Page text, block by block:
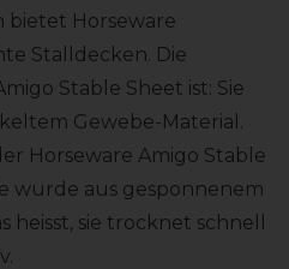
bietet Horseware
Stalldecken. Die
Stable Sheet ist: Sie
Gewebe-Material.
Horseware Amigo Stable
wurde aus gesponnenem
heisst, sie trocknet schnell